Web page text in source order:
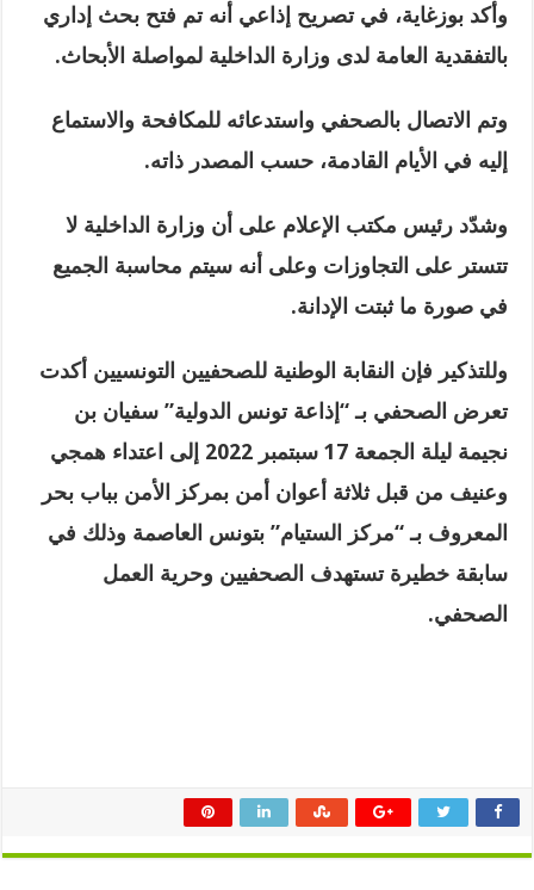
وأكد بوزغاية، في تصريح إذاعي أنه تم فتح بحث إداري
بالتفقدية العامة لدى وزارة الداخلية لمواصلة الأبحاث.
وتم الاتصال بالصحفي واستدعائه للمكافحة والاستماع
إليه في الأيام القادمة، حسب المصدر ذاته.
وشدّد رئيس مكتب الإعلام على أن وزارة الداخلية لا
تتستر على التجاوزات وعلى أنه سيتم محاسبة الجميع
في صورة ما ثبتت الإدانة.
وللتذكير فإن النقابة الوطنية للصحفيين التونسيين أكدت
تعرض الصحفي بـ “إذاعة تونس الدولية” سفيان بن
نجيمة ليلة الجمعة 17 سبتمبر 2022 إلى اعتداء همجي
وعنيف من قبل ثلاثة أعوان أمن بمركز الأمن بباب بحر
المعروف بـ “مركز الستيام” بتونس العاصمة وذلك في
سابقة خطيرة تستهدف الصحفيين وحرية العمل
الصحفي.